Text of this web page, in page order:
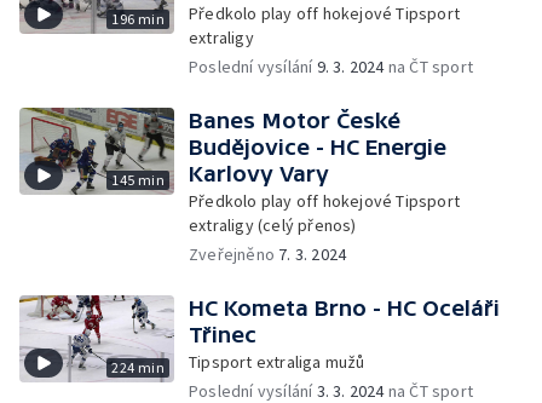
196 min
Předkolo play off hokejové Tipsport
extraligy
Poslední vysílání9. 3. 2024na ČT sport
145 min
Banes Motor České
Budějovice - HC Energie
Karlovy Vary
Předkolo play off hokejové Tipsport
extraligy (celý přenos)
Zveřejněno 7. 3. 2024
224 min
HC Kometa Brno - HC Oceláři
Třinec
Tipsport extraliga mužů
Poslední vysílání3. 3. 2024na ČT sport